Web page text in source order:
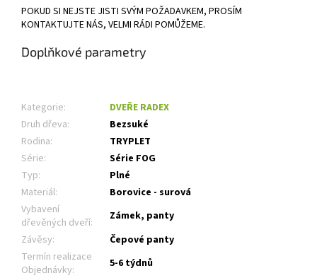
POKUD SI NEJSTE JISTI SVÝM POŽADAVKEM, PROSÍM
KONTAKTUJTE NÁS, VELMI RÁDI POMŮŽEME.
Doplňkové parametry
Kategorie:
DVEŘE RADEX
Druh dřeva:
Bezsuké
Rodina:
TRYPLET
Série:
Série FOG
Typ:
Plné
Materiál:
Borovice - surová
Vybavení
dřevěných dveří:
Zámek, panty
Závěsy:
Čepové panty
Termín realizace
Objednávky:
5-6 týdnů